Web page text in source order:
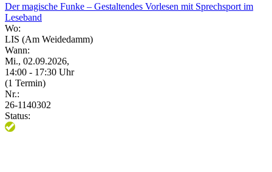
Der magische Funke – Gestaltendes Vorlesen mit Sprechsport im
Leseband
Wo:
LIS (Am Weidedamm)
Wann:
Mi., 02.09.2026,
14:00 - 17:30 Uhr
(1 Termin)
Nr.:
26-1140302
Status: